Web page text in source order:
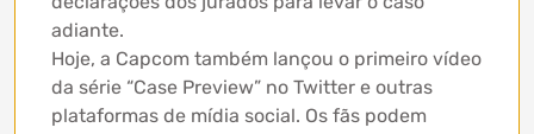
adiante.
Hoje, a Capcom também lançou o primeiro vídeo
da série “Case Preview” no Twitter e outras
plataformas de mídia social. Os fãs podem